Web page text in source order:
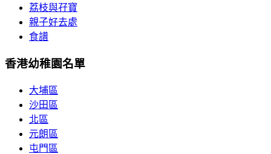
荔枝與孖寶
親子好去處
食譜
香港幼稚園名單
大埔區
沙田區
北區
元朗區
屯門區